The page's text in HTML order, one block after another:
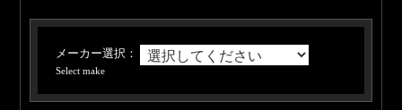
メーカー選択：
Select make